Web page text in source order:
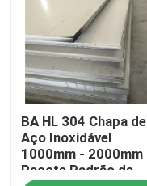
Casa
BA HL 304 Chapa de
Aço Inoxidável
1000mm - 2000mm
Pacote Padrão de